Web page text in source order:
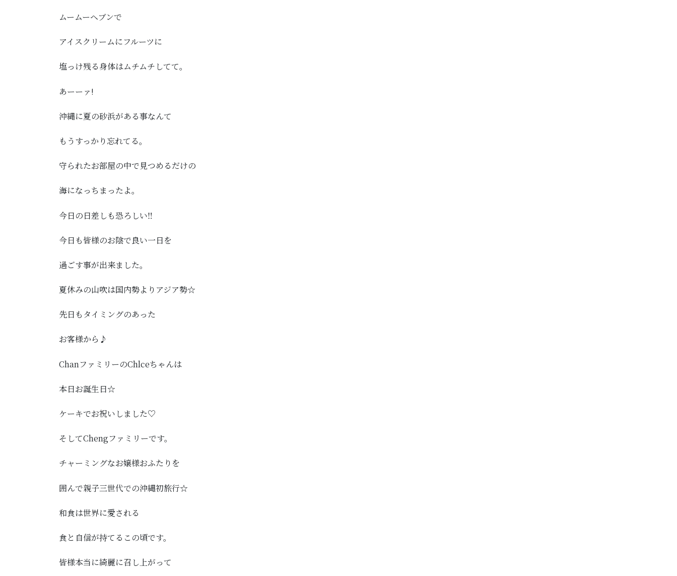
ムームーヘブンで
アイスクリームにフルーツに
塩っけ残る身体はムチムチしてて。
あーーァ!
沖縄に夏の砂浜がある事なんて
もうすっかり忘れてる。
守られたお部屋の中で見つめるだけの
海になっちまったよ。
今日の日差しも恐ろしい‼︎
今日も皆様のお陰で良い一日を
過ごす事が出来ました。
夏休みの山吹は国内勢よりアジア勢☆
先日もタイミングのあった
お客様から♪
ChanファミリーのChlceちゃんは
本日お誕生日☆
ケーキでお祝いしました♡
そしてChengファミリーです。
チャーミングなお嬢様おふたりを
囲んで親子三世代での沖縄初旅行☆
和食は世界に愛される
食と自信が持てるこの頃です。
皆様本当に綺麗に召し上がって